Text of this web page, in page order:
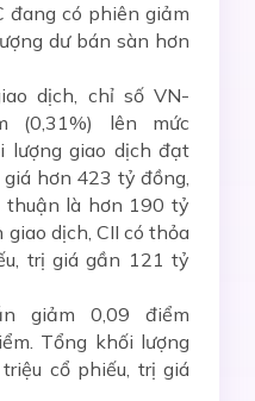
đang có phiên giảm
dư bán sàn hơn
dịch, chỉ số VN-
(0,31%) lên mức
lượng giao dịch đạt
hơn 423 tỷ đồng,
thuận là hơn 190 tỷ
dịch, CII có thỏa
trị giá gần 121 tỷ
giảm 0,09 điểm
Tổng khối lượng
cổ phiếu, trị giá